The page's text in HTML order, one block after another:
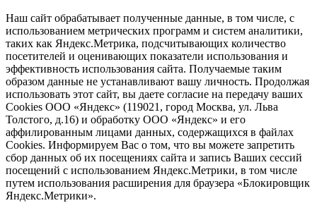
Наш сайт обрабатывает полученные данные, в том числе, с
использованием метрических программ и систем аналитики,
таких как Яндекс.Метрика, подсчитывающих количество
посетителей и оценивающих показатели использования и
эффективность использования сайта. Получаемые таким
образом данные не устанавливают вашу личность. Продолжая
использовать этот сайт, вы даете согласие на передачу ваших
Cookies ООО «Яндекс» (119021, город Москва, ул. Льва
Толстого, д.16) и обработку ООО «Яндекс» и его
аффилированным лицами данных, содержащихся в файлах
Cookies. Информируем Вас о том, что вы можете запретить
сбор данных об их посещениях сайта и запись Ваших сессий
посещений с использованием Яндекс.Метрики, в том числе
путем использования расширения для браузера «Блокировщик
Яндекс.Метрики».